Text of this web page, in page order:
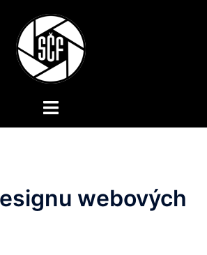
Toggle
webových